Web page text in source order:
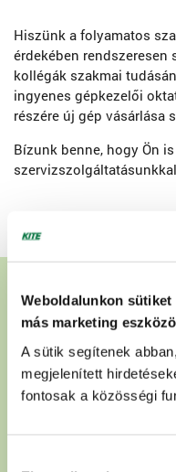
Weboldalunkon sütiket
más marketing
A sütik segítenek
megjelenített
fontosak a közösségi
Hiszünk a folyamatos
érdekében rendszeresen
kollégák szakmai
ingyenes gépkezelői
részére új gép vásárlása
Bízunk benne, hogy Ön
Értékesítőink
Adja meg
Önhöz legközelebb